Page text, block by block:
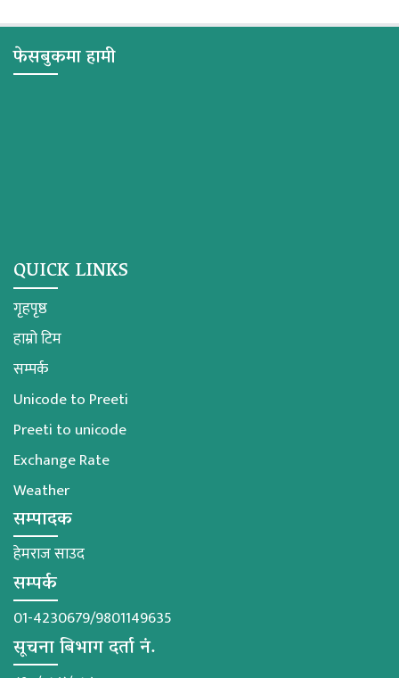
फेसबुकमा हामी
QUICK LINKS
गृहपृष्ठ
हाम्रो टिम
सम्पर्क
Unicode to Preeti
Preeti to unicode
Exchange Rate
Weather
सम्पादक
हेमराज साउद
सम्पर्क
01-4230679/9801149635
सूचना बिभाग दर्ता नं.